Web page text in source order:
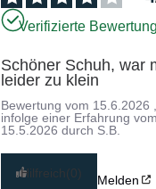
Verifizierte
Schöner Schuh, war
leider zu klein
Bewertung vom 15.6.2026
infolge einer Erfahrung
15.5.2026 durch S.B.
Hilfreich(0) Melden